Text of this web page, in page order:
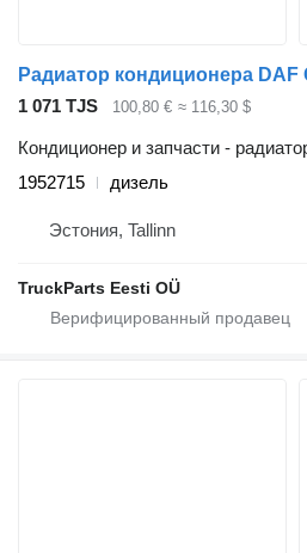
1 071 TJS 100,80 € ≈ 116,30 $
Кондиционер и запчасти -
1952715
дизель
Эстония, Tallinn
TruckParts Eesti OÜ